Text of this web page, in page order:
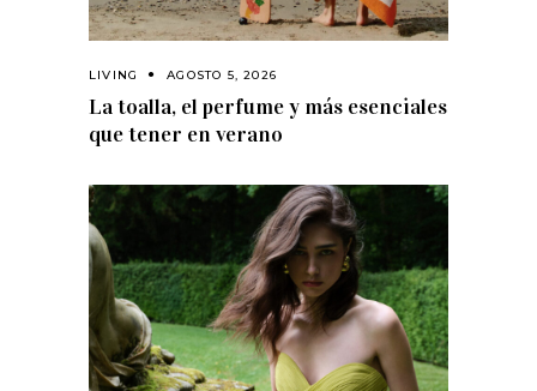
LIVING AGOSTO 5, 2026
La toalla, el perfume y más esenciales
que tener en verano